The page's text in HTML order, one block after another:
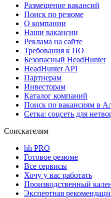
Размещение вакансий
Поиск по резюме
О компании
Наши вакансии
Реклама на сайте
Требования к ПО
Безопасный HeadHunter
HeadHunter API
Партнерам
Инвесторам
Каталог компаний
Поиск по вакансиям в
Сетка: соцсеть для
Соискателям
hh PRO
Готовое резюме
Все сервисы
Хочу у вас работать
Производственный
Экспертная